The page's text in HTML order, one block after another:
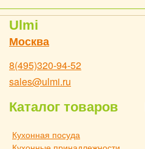
Ulmi
Москва
8(495)320-94-52
sales@ulmi.ru
Каталог товаров
Кухонная посуда